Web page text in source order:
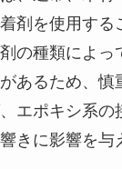
剤を使用する
の種類によっ
あるため、慎
エポキシ系の
きに影響を与